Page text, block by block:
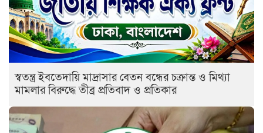
স্বতন্ত্র ইবতেদায়ি মাদ্রাসার বেতন বন্ধের চক্রান্ত ও মিথ্যা
মামলার বিরুদ্ধে তীব্র প্রতিবাদ ও প্রতিকার